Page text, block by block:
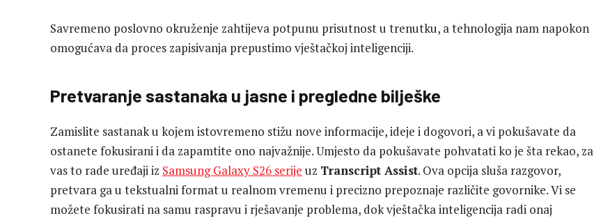
Savremeno poslovno okruženje zahtijeva potpunu prisutnost u trenutku, a tehnologija nam napokon
omogućava da proces zapisivanja prepustimo vještačkoj inteligenciji.
Pretvaranje sastanaka u jasne i pregledne bilješke
Zamislite sastanak u kojem istovremeno stižu nove informacije, ideje i dogovori, a vi pokušavate da
ostanete fokusirani i da zapamtite ono najvažnije. Umjesto da pokušavate pohvatati ko je šta rekao, za
vas to rade uređaji iz Samsung Galaxy S26 serije uz Transcript Assist. Ova opcija sluša razgovor,
pretvara ga u tekstualni format u realnom vremenu i precizno prepoznaje različite govornike. Vi se
možete fokusirati na samu raspravu i rješavanje problema, dok vještačka inteligencija radi onaj